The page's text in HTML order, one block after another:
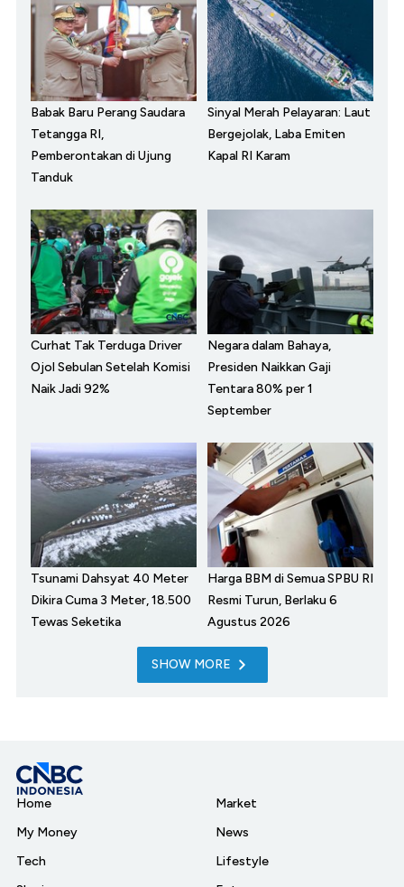
Babak Baru Perang Saudara
Tetangga RI,
Pemberontakan di Ujung
Tanduk
Sinyal Merah Pelayaran: Laut
Bergejolak, Laba Emiten
Kapal RI Karam
Curhat Tak Terduga Driver
Ojol Sebulan Setelah Komisi
Naik Jadi 92%
Negara dalam Bahaya,
Presiden Naikkan Gaji
Tentara 80% per 1
September
Tsunami Dahsyat 40 Meter
Dikira Cuma 3 Meter, 18.500
Tewas Seketika
Harga BBM di Semua SPBU RI
Resmi Turun, Berlaku 6
Agustus 2026
SHOW MORE
Home
My Money
Tech
Market
News
Lifestyle